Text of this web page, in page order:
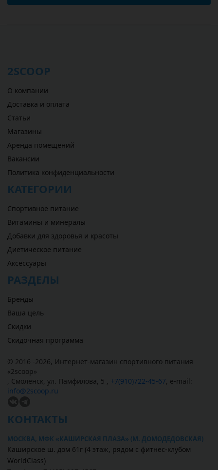
2SCOOP
О компании
Доставка и оплата
Статьи
Магазины
Аренда помещений
Вакансии
Политика конфиденциальности
КАТЕГОРИИ
Спортивное питание
Витамины и минералы
Добавки для здоровья и красоты
Диетическое питание
Аксессуары
РАЗДЕЛЫ
Бренды
Ваша цель
Скидки
Скидочная программа
© 2016 -2026, Интернет-магазин спортивного питания
«2scoop»
, Смоленск, ул. Памфилова, 5 , +7(910)722-45-67, e-mail:
info@2scoop.ru
КОНТАКТЫ
МОСКВА, МФК «КАШИРСКАЯ ПЛАЗА» (М. ДОМОДЕДОВСКАЯ)
Каширское ш. дом 61г (4 этаж, рядом с фитнес-клубом
WorldClass)